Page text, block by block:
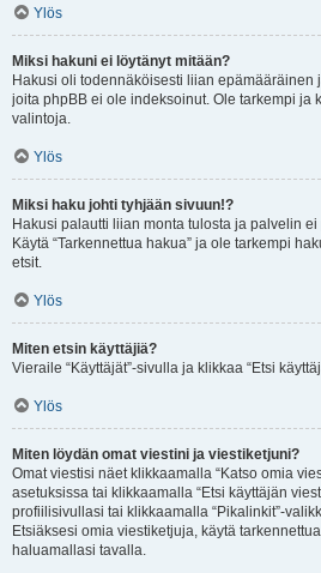
Ylös
Miksi hakuni ei löytänyt mitään?
Hakusi oli todennäköisesti liian epämääräinen
joita phpBB ei ole indeksoinut. Ole tarkempi ja
valintoja.
Ylös
Miksi haku johti tyhjään sivuun!?
Hakusi palautti liian monta tulosta ja palvelin
Käytä “Tarkennettua hakua” ja ole tarkempi
etsit.
Ylös
Miten etsin käyttäjiä?
Vieraile “Käyttäjät”-sivulla ja klikkaa “Etsi
Ylös
Miten löydän omat viestini ja viestiketjuni?
Omat viestisi näet klikkaamalla “Katso omia
asetuksissa tai klikkaamalla “Etsi käyttäjän
profiilisivullasi tai klikkaamalla “Pikalinkit”-
Etsiäksesi omia viestiketjuja, käytä
haluamallasi tavalla.